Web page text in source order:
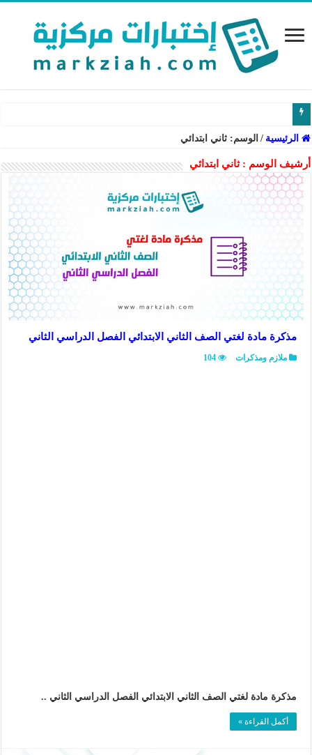
الرئيسية / الوسم:ثاني ابتدائي
أرشيف الوسم :ثاني ابتدائي
مذكرة مادة لغتي الصف الثاني الابتدائي الفصل الدراسي الثاني
ملازم ومذكرات 104
مذكرة مادة لغتي الصف الثاني الابتدائي الفصل الدراسي الثاني ..
أكمل القراءة »